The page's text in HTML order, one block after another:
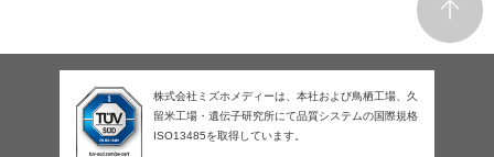
株式会社ミズホメディーは、本社および鳥栖工場、久
留米工場・遺伝子研究所にて品質システムの国際規格
ISO13485を取得しています。